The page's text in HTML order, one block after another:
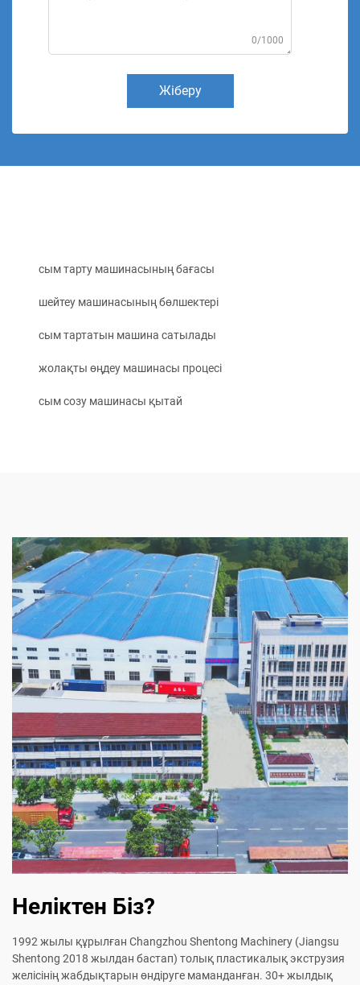
0/1000
Жіберу
сым тарту машинасының бағасы
шейтеу машинасының бөлшектері
сым тартатын машина сатылады
жолақты өңдеу машинасы процесі
сым созу машинасы қытай
Неліктен Біз?
1992 жылы құрылған Changzhou Shentong Machinery (Jiangsu
Shentong 2018 жылдан бастап) толық пластикалық экструзия
желісінің жабдықтарын өндіруге маманданған. 30+ жылдық